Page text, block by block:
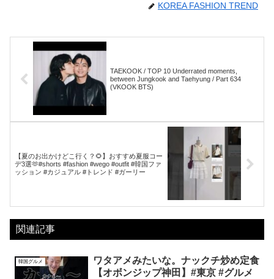
KOREA FASHION TREND
TAEKOOK / TOP 10 Underrated moments,
between Jungkook and Taehyung / Part 634
(VKOOK BTS)
【夏のお出かけどこ行く？🌻】おすすめ夏服コー
デ3選🫶#shorts #fashion #wego #outfit #韓国ファ
ッション #カジュアル #トレンド #ガーリー
関連記事
韓国グルメ
ワタアメみたいな。ナックチ炒め定食
【オボンジップ神田】#東京 #グルメ